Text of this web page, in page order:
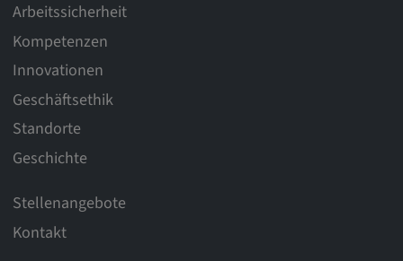
Arbeitssicherheit
Kompetenzen
Innovationen
Geschäftsethik
Standorte
Geschichte
Stellenangebote
Kontakt